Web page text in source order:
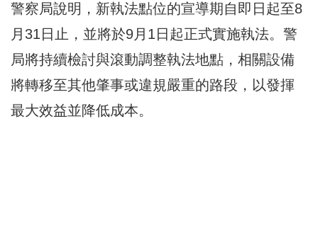
警察局說明，新執法點位的宣導期自即日起至8
月31日止，並將於9月1日起正式實施執法。警
局將持續檢討與滾動調整執法地點，相關設備
將轉移至其他肇事或違規嚴重的路段，以發揮
最大效益並降低成本。